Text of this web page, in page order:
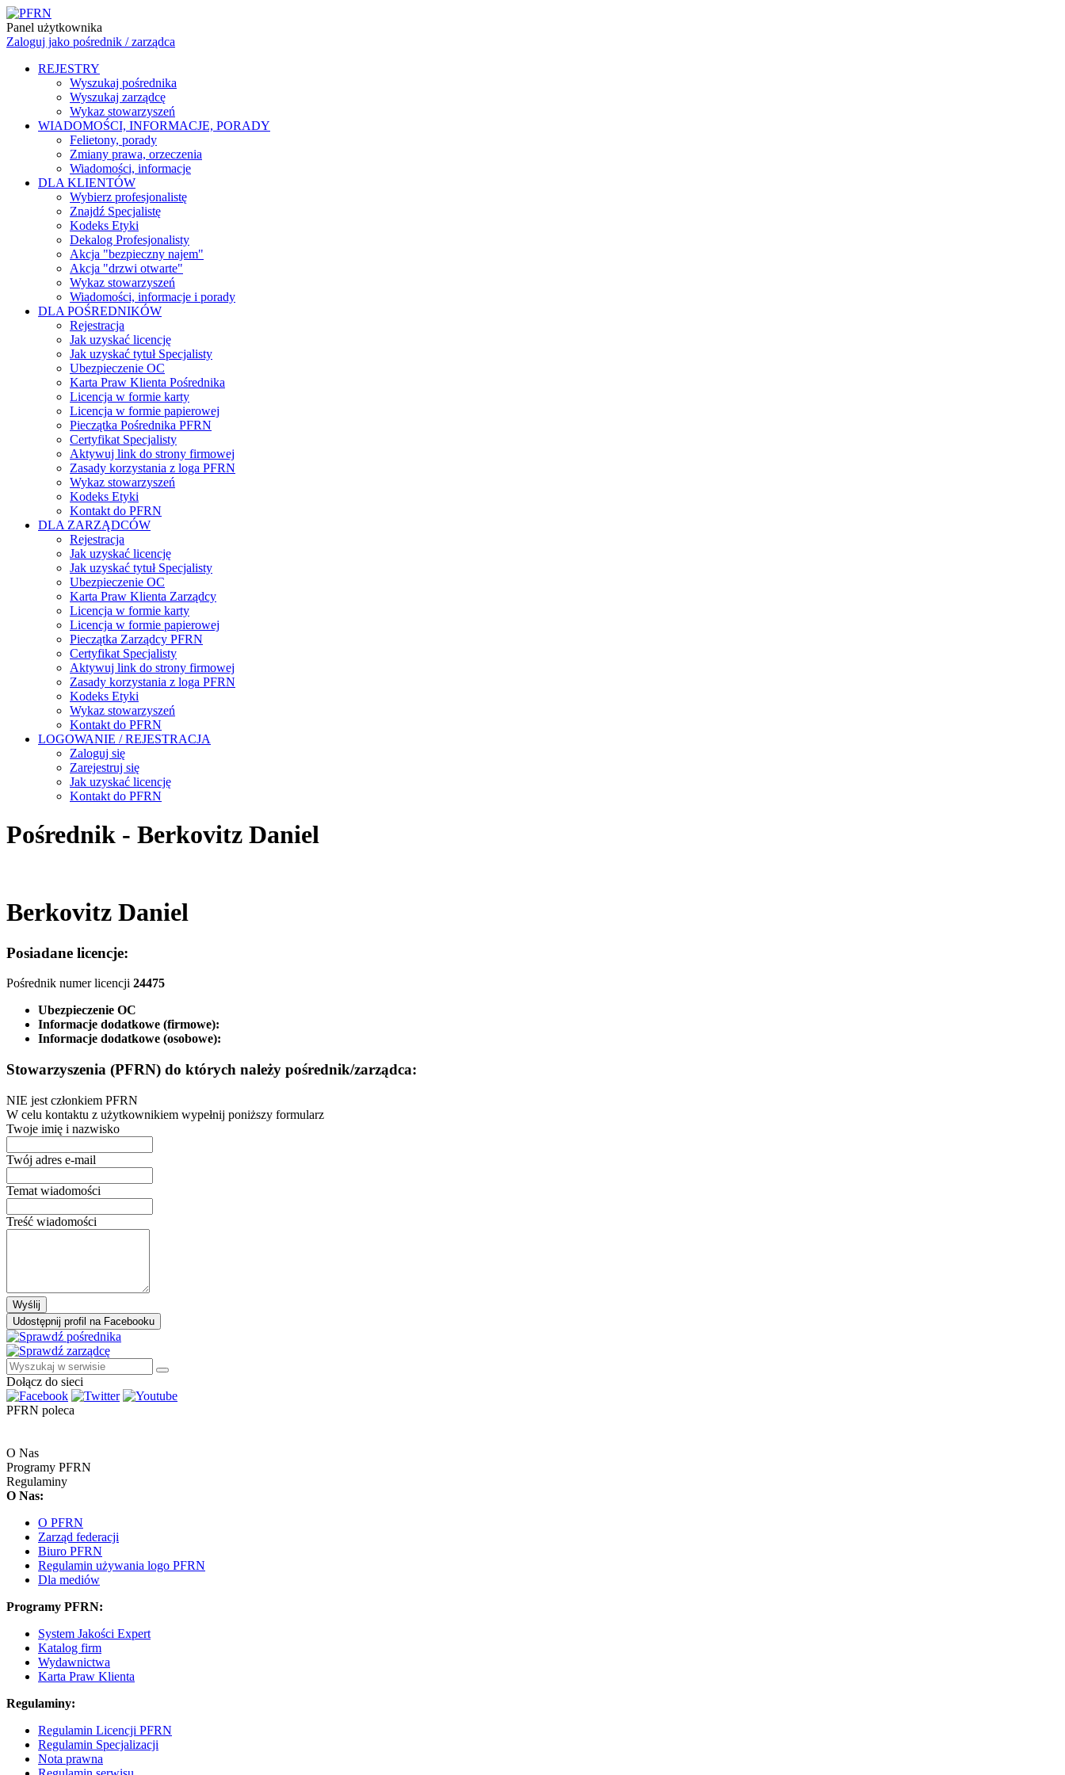
Panel użytkownika
Zaloguj jako pośrednik / zarządca
REJESTRY
Wyszukaj pośrednika
Wyszukaj zarządcę
Wykaz stowarzyszeń
WIADOMOŚCI, INFORMACJE, PORADY
Felietony, porady
Zmiany prawa, orzeczenia
Wiadomości, informacje
DLA KLIENTÓW
Wybierz profesjonalistę
Znajdź Specjalistę
Kodeks Etyki
Dekalog Profesjonalisty
Akcja "bezpieczny najem"
Akcja "drzwi otwarte"
Wykaz stowarzyszeń
Wiadomości, informacje i porady
DLA POŚREDNIKÓW
Rejestracja
Jak uzyskać licencję
Jak uzyskać tytuł Specjalisty
Ubezpieczenie OC
Karta Praw Klienta Pośrednika
Licencja w formie karty
Licencja w formie papierowej
Pieczątka Pośrednika PFRN
Certyfikat Specjalisty
Aktywuj link do strony firmowej
Zasady korzystania z loga PFRN
Wykaz stowarzyszeń
Kodeks Etyki
Kontakt do PFRN
DLA ZARZĄDCÓW
Rejestracja
Jak uzyskać licencję
Jak uzyskać tytuł Specjalisty
Ubezpieczenie OC
Karta Praw Klienta Zarządcy
Licencja w formie karty
Licencja w formie papierowej
Pieczątka Zarządcy PFRN
Certyfikat Specjalisty
Aktywuj link do strony firmowej
Zasady korzystania z loga PFRN
Kodeks Etyki
Wykaz stowarzyszeń
Kontakt do PFRN
LOGOWANIE / REJESTRACJA
Zaloguj się
Zarejestruj się
Jak uzyskać licencję
Kontakt do PFRN
Pośrednik - Berkovitz Daniel
Berkovitz Daniel
Posiadane licencje:
Pośrednik numer licencji 24475
Ubezpieczenie OC
Informacje dodatkowe (firmowe):
Informacje dodatkowe (osobowe):
Stowarzyszenia (PFRN) do których należy pośrednik/zarządca:
NIE jest członkiem PFRN
W celu kontaktu z użytkownikiem wypełnij poniższy formularz
Twoje imię i nazwisko
Twój adres e-mail
Temat wiadomości
Treść wiadomości
Wyślij
Udostępnij profil na Facebooku
Dołącz do sieci
PFRN poleca
O Nas
Programy PFRN
Regulaminy
O Nas:
O PFRN
Zarząd federacji
Biuro PFRN
Regulamin używania logo PFRN
Dla mediów
Programy PFRN:
System Jakości Expert
Katalog firm
Wydawnictwa
Karta Praw Klienta
Regulaminy:
Regulamin Licencji PFRN
Regulamin Specjalizacji
Nota prawna